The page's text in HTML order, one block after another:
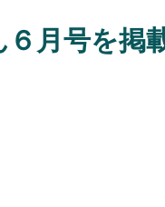
月号を掲